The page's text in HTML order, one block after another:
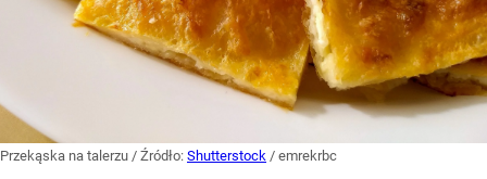
Przekąska na talerzu / Źródło: Shutterstock / emrekrbc